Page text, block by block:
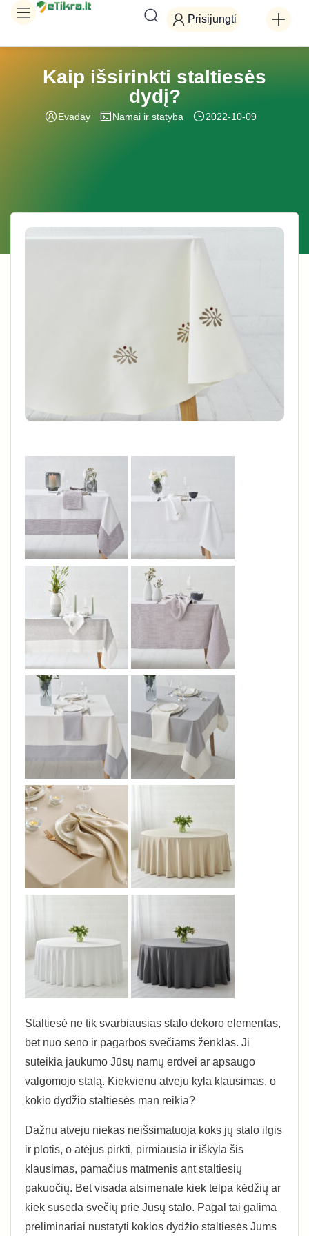
Prisijungti
Kaip išsirinkti staltiesės
dydį?
Evaday Namai ir statyba 2022-10-09
Staltiesė ne tik svarbiausias stalo dekoro elementas,
bet nuo seno ir pagarbos svečiams ženklas. Ji
suteikia jaukumo Jūsų namų erdvei ar apsaugo
valgomojo stalą. Kiekvienu atveju kyla klausimas, o
kokio dydžio staltiesės man reikia?
Dažnu atveju niekas neišsimatuoja koks jų stalo ilgis
ir plotis, o atėjus pirkti, pirmiausia ir iškyla šis
klausimas, pamačius matmenis ant staltiesių
pakuočių. Bet visada atsimenate kiek telpa kėdžių ar
kiek susėda svečių prie Jūsų stalo. Pagal tai galima
preliminariai nustatyti kokios dydžio staltiesės Jums